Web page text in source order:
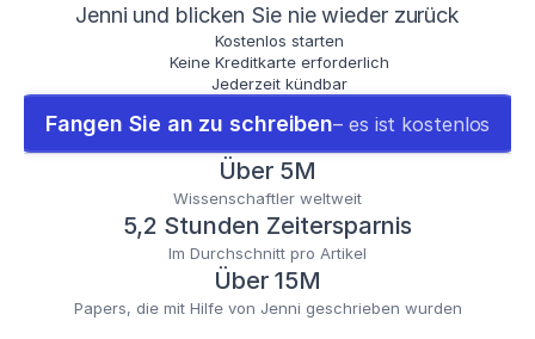
Jenni und blicken Sie nie wieder zurück
Kostenlos starten
Keine Kreditkarte erforderlich
Jederzeit kündbar
Fangen Sie an zu schreiben– es ist kostenlos
Über 5M
Wissenschaftler weltweit
5,2 Stunden Zeitersparnis
Im Durchschnitt pro Artikel
Über 15M
Papers, die mit Hilfe von Jenni geschrieben wurden